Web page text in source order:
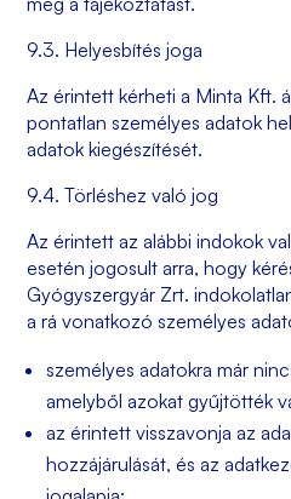
9.3. Helyesbítés joga
Az érintett kérheti a Minta Kft.
pontatlan személyes adatok
adatok kiegészítését.
9.4. Törléshez való jog
Az érintett az alábbi indokok
esetén jogosult arra, hogy
Gyógyszergyár Zrt.
a rá vonatkozó személyes
személyes adatokra már
amelyből azokat gyűjtötték
az érintett visszavonja az
hozzájárulását, és az